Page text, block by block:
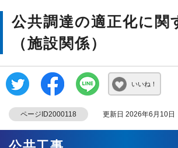
公共調達の適正化に関
（施設関係）
いいね！
ページID2000118 更新日 2026年6月10日